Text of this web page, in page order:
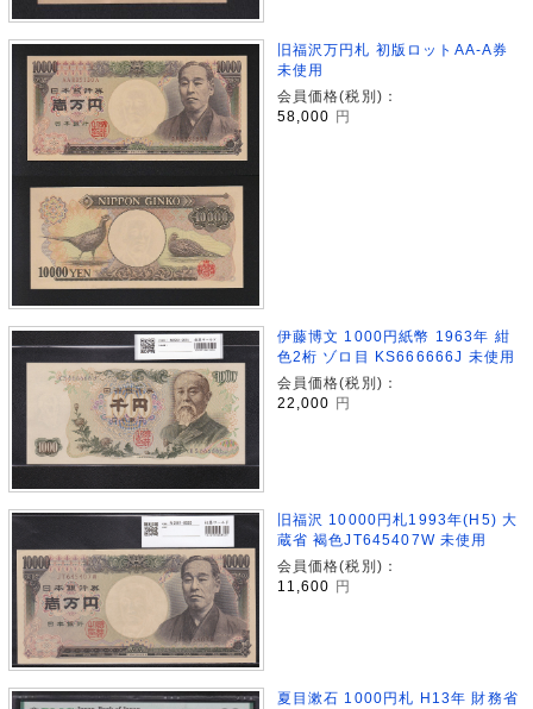
旧福沢万円札 初版ロットAA-A券
未使用
会員価格(税別)：
58,000
円
伊藤博文 1000円紙幣 1963年 紺
色2桁 ゾロ目 KS666666J 未使用
会員価格(税別)：
22,000
円
旧福沢 10000円札1993年(H5) 大
蔵省 褐色JT645407W 未使用
会員価格(税別)：
11,600 円
夏目漱石 1000円札 H13年 財務省